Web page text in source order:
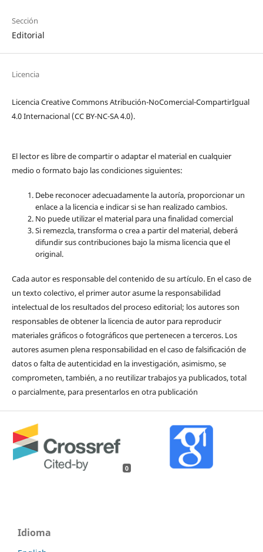
Sección
Editorial
Licencia
Licencia Creative Commons Atribución-NoComercial-CompartirIgual
4.0 Internacional (CC BY-NC-SA 4.0).
El lector es libre de compartir o adaptar el material en cualquier
medio o formato bajo las condiciones siguientes:
Debe reconocer adecuadamente la autoría, proporcionar un
enlace a la licencia e indicar si se han realizado cambios.
No puede utilizar el material para una finalidad comercial
Si remezcla, transforma o crea a partir del material, deberá
difundir sus contribuciones bajo la misma licencia que el
original.
Cada autor es responsable del contenido de su artículo. En el caso de
un texto colectivo, el primer autor asume la responsabilidad
intelectual de los resultados del proceso editorial; los autores son
responsables de obtener la licencia de autor para reproducir
materiales gráficos o fotográficos que pertenecen a terceros. Los
autores asumen plena responsabilidad en el caso de falsificación de
datos o falta de autenticidad en la investigación, asimismo, se
comprometen, también, a no reutilizar trabajos ya publicados, total
o parcialmente, para presentarlos en otra publicación
0
Idioma